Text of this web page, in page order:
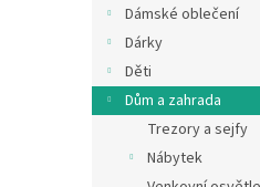
Dámské oblečení
Dárky
Děti
Dům a zahrada
Trezory a sejfy
Nábytek